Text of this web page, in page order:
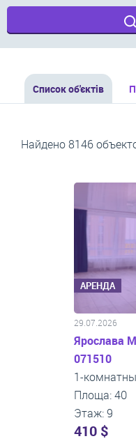
Список об'єктів
Найдено 8146
АРЕНДА
29.07.2026
Ярослава
071510
1-
Площа: 40
Этаж: 9
410 $